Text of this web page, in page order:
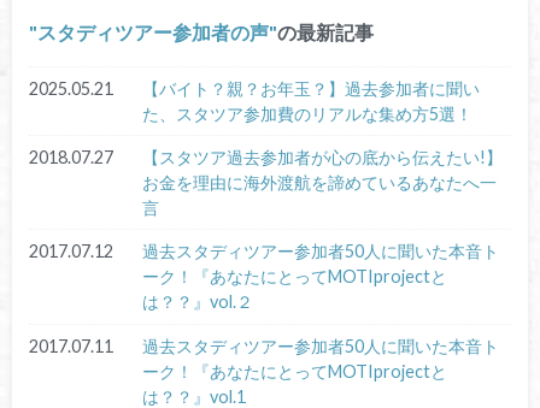
スタディツアー参加者の声 の最新記事
2025.05.21
【バイト？親？お年玉？】過去参加者に聞い
た、スタツア参加費のリアルな集め方5選！
2018.07.27
【スタツア過去参加者が心の底から伝えたい!】
お金を理由に海外渡航を諦めているあなたへ一
言
2017.07.12
過去スタディツアー参加者50人に聞いた本音ト
ーク！『あなたにとってMOTIprojectと
は？？』vol.２
2017.07.11
過去スタディツアー参加者50人に聞いた本音ト
ーク！『あなたにとってMOTIprojectと
は？？』vol.1